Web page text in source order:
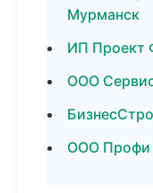
Мурманск
ИП Проект
ООО
ООО Профи